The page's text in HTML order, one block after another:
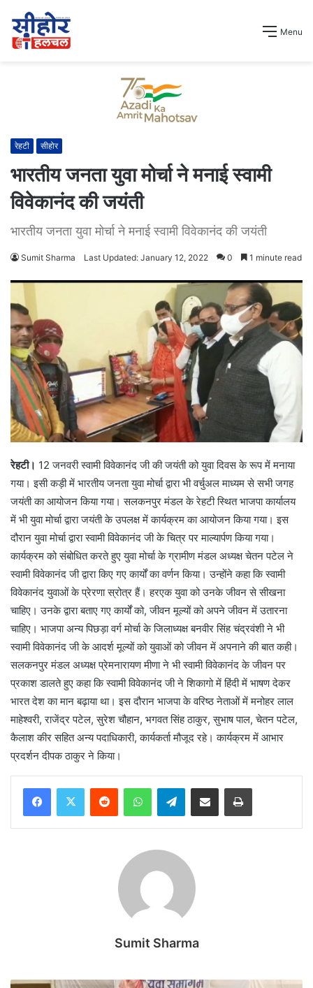
Menu
रेहटी सीहोर
भारतीय जनता युवा मोर्चा ने मनाई स्वामी
विवेकानंद की जयंती
भारतीय जनता युवा मोर्चा ने मनाई स्वामी विवेकानंद की जयंती
Sumit Sharma Last Updated: January 12, 2022 0 1 minute read
रेहटी। 12 जनवरी स्वामी विवेकानंद जी की जयंती को युवा दिवस के रूप में मनाया
गया। इसी कड़ी में भारतीय जनता युवा मोर्चा द्वारा भी वर्चुअल माध्यम से सभी जगह
जयंती का आयोजन किया गया। सलकनपुर मंडल के रेहटी स्थित भाजपा कार्यालय
में भी युवा मोर्चा द्वारा जयंती के उपलक्ष में कार्यक्रम का आयोजन किया गया। इस
दौरान युवा मोर्चा द्वारा स्वामी विवेकानंद जी के चित्र पर माल्यार्पण किया गया।
कार्यक्रम को संबोधित करते हुए युवा मोर्चा के ग्रामीण मंडल अध्यक्ष चेतन पटेल ने
स्वामी विवेकानंद जी द्वारा किए गए कार्यों का वर्णन किया। उन्होंने कहा कि स्वामी
विवेकानंद युवाओं के प्रेरणा स्रोत्र हैं। हरएक युवा को उनके जीवन से सीखना
चाहिए। उनके द्वारा बताए गए कार्यों को, जीवन मूल्यों को अपने जीवन में उतारना
चाहिए। भाजपा अन्य पिछड़ा वर्ग मोर्चा के जिलाध्यक्ष बनवीर सिंह चंद्रवंशी ने भी
स्वामी विवेकानंद जी के आदर्श मूल्यों को युवाओं को जीवन में अपनाने की बात कही।
सलकनपुर मंडल अध्यक्ष प्रेमनारायण मीणा ने भी स्वामी विवेकानंद के जीवन पर
प्रकाश डालते हुए कहा कि स्वामी विवेकानंद जी ने शिकागो में हिंदी में भाषण देकर
भारत देश का मान बढ़ाया था। इस दौरान भाजपा के वरिष्ठ नेताओं में मनोहर लाल
माहेश्वरी, राजेंद्र पटेल, सुरेश चौहान, भगवत सिंह ठाकुर, सुभाष पाल, चेतन पटेल,
कैलाश कीर सहित अन्य पदाधिकारी, कार्यकर्ता मौजूद रहे। कार्यक्रम में आभार
प्रदर्शन दीपक ठाकुर ने किया।
Telegram
Sumit Sharma